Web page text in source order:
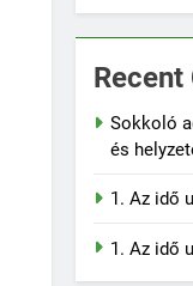
Sokkoló
és
1. Az idő
1. Az idő